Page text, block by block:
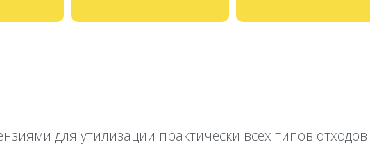
для утилизации практически всех типов отходов.